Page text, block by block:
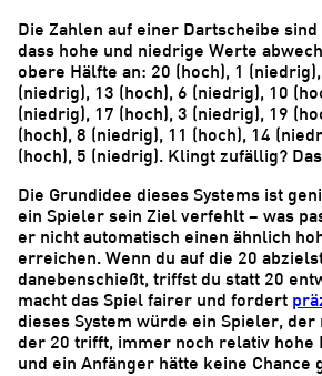
Die Zahlen auf einer Dartscheibe
dass hohe und niedrige Werte
obere Hälfte an: 20 (hoch), 1
(niedrig), 13 (hoch), 6 (niedrig), 10
(niedrig), 17 (hoch), 3 (niedrig), 19
(hoch), 8 (niedrig), 11 (hoch), 14
(hoch), 5 (niedrig). Klingt zufällig?
Die Grundidee dieses Systems ist
ein Spieler sein Ziel verfehlt – was
er nicht automatisch einen ähnlich
erreichen. Wenn du auf die 20
danebenschießt, triffst du statt 20
macht das Spiel fairer und fordert
dieses System würde ein Spieler, der
der 20 trifft, immer noch relativ hohe
und ein Anfänger hätte keine Chance